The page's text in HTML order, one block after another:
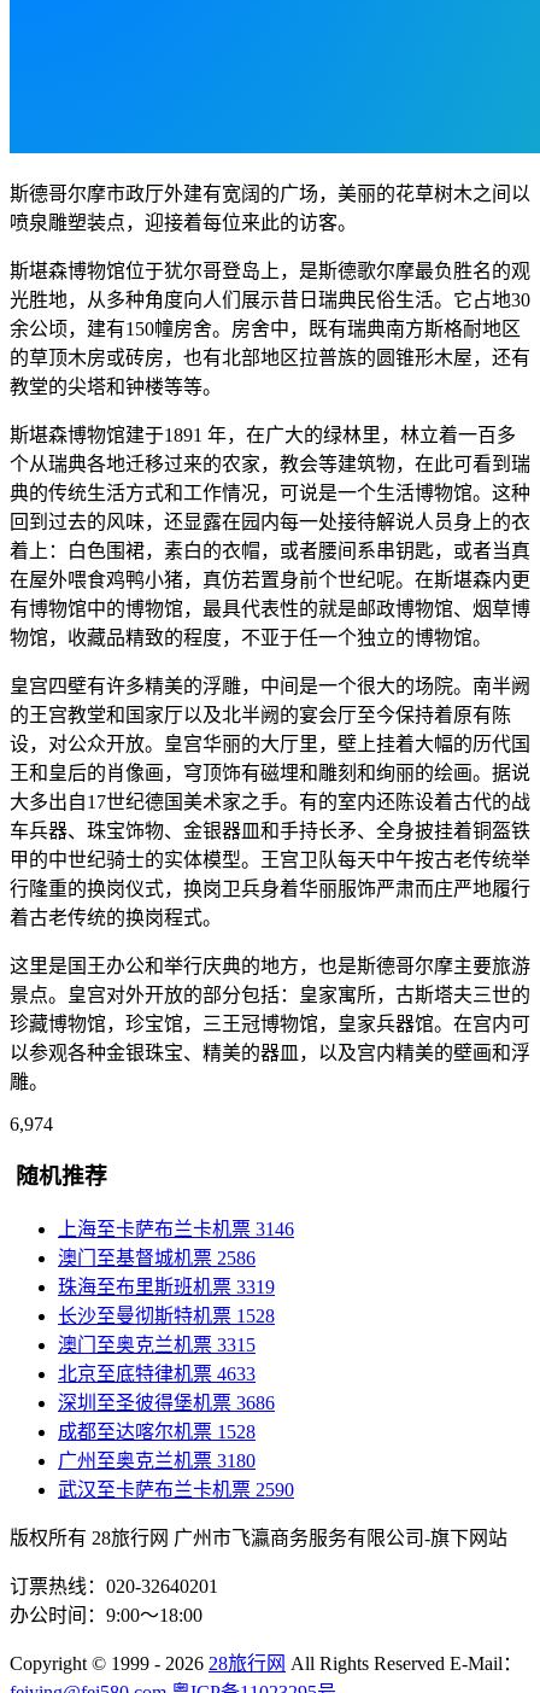
斯德哥尔摩市政厅外建有宽阔的广场，美丽的花草树木之间以
喷泉雕塑装点，迎接着每位来此的访客。
斯堪森博物馆位于犹尔哥登岛上，是斯德歌尔摩最负胜名的观
光胜地，从多种角度向人们展示昔日瑞典民俗生活。它占地30
余公顷，建有150幢房舍。房舍中，既有瑞典南方斯格耐地区
的草顶木房或砖房，也有北部地区拉普族的圆锥形木屋，还有
教堂的尖塔和钟楼等等。
斯堪森博物馆建于1891 年，在广大的绿林里，林立着一百多
个从瑞典各地迁移过来的农家，教会等建筑物，在此可看到瑞
典的传统生活方式和工作情况，可说是一个生活博物馆。这种
回到过去的风味，还显露在园内每一处接待解说人员身上的衣
着上：白色围裙，素白的衣帽，或者腰间系串钥匙，或者当真
在屋外喂食鸡鸭小猪，真仿若置身前个世纪呢。在斯堪森内更
有博物馆中的博物馆，最具代表性的就是邮政博物馆、烟草博
物馆，收藏品精致的程度，不亚于任一个独立的博物馆。
皇宫四壁有许多精美的浮雕，中间是一个很大的场院。南半阙
的王宫教堂和国家厅以及北半阙的宴会厅至今保持着原有陈
设，对公众开放。皇宫华丽的大厅里，壁上挂着大幅的历代国
王和皇后的肖像画，穹顶饰有磁埋和雕刻和绚丽的绘画。据说
大多出自17世纪德国美术家之手。有的室内还陈设着古代的战
车兵器、珠宝饰物、金银器皿和手持长矛、全身披挂着铜盔铁
甲的中世纪骑士的实体模型。王宫卫队每天中午按古老传统举
行隆重的换岗仪式，换岗卫兵身着华丽服饰严肃而庄严地履行
着古老传统的换岗程式。
这里是国王办公和举行庆典的地方，也是斯德哥尔摩主要旅游
景点。皇宫对外开放的部分包括：皇家寓所，古斯塔夫三世的
珍藏博物馆，珍宝馆，三王冠博物馆，皇家兵器馆。在宫内可
以参观各种金银珠宝、精美的器皿，以及宫内精美的壁画和浮
雕。
6,974
随机推荐
上海至卡萨布兰卡机票 3146
澳门至基督城机票 2586
珠海至布里斯班机票 3319
长沙至曼彻斯特机票 1528
澳门至奥克兰机票 3315
北京至底特律机票 4633
深圳至圣彼得堡机票 3686
成都至达喀尔机票 1528
广州至奥克兰机票 3180
武汉至卡萨布兰卡机票 2590
版权所有 28旅行网 广州市飞瀛商务服务有限公司-旗下网站
订票热线：020-32640201
办公时间：9:00～18:00
Copyright © 1999 - 2026 28旅行网 All Rights Reserved E-Mail：